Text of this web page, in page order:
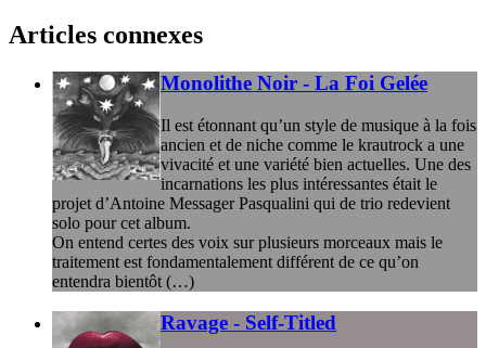
Articles connexes
Monolithe Noir - La Foi Gelée
Il est étonnant qu’un style de musique à la fois
ancien et de niche comme le krautrock a une
vivacité et une variété bien actuelles. Une des
incarnations les plus intéressantes était le
projet d’Antoine Messager Pasqualini qui de trio redevient
solo pour cet album.
On entend certes des voix sur plusieurs morceaux mais le
traitement est fondamentalement différent de ce qu’on
entendra bientôt (…)
Ravage - Self-Titled